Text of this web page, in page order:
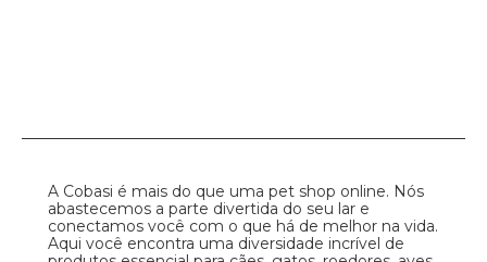
A Cobasi é mais do que uma pet shop online. Nós
abastecemos a parte divertida do seu lar e
conectamos você com o que há de melhor na vida.
Aqui você encontra uma diversidade incrível de